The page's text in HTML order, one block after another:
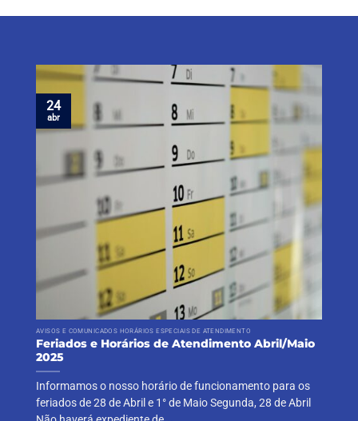
AVISOS E COMUNICADOS HORÁRIOS ESPECIAIS DE ATENDIMENTO
Feriados e Horários de Atendimento Abril/Maio
2025
Informamos o nosso horário de funcionamento para os
feriados de 28 de Abril e 1° de Maio Segunda, 28 de Abril
24
abr